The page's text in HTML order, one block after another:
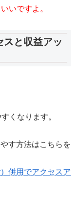
いですよ。
と収益アッ
くなります。
す方法はこちらを
併用でアクセスア